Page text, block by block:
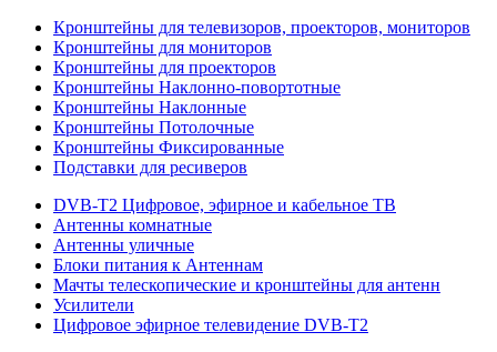
Кронштейны для телевизоров, проекторов, мониторов
Кронштейны для мониторов
Кронштейны для проекторов
Кронштейны Наклонно-повортотные
Кронштейны Наклонные
Кронштейны Потолочные
Кронштейны Фиксированные
Подставки для ресиверов
DVB-T2 Цифровое, эфирное и кабельное ТВ
Антенны комнатные
Антенны уличные
Блоки питания к Антеннам
Мачты телескопические и кронштейны для антенн
Усилители
Цифровое эфирное телевидение DVB-Т2